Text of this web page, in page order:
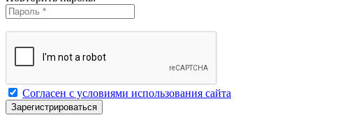
Согласен с условиями использования сайта